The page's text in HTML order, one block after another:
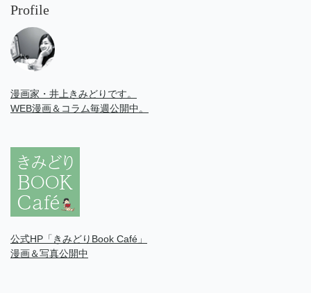
Profile
漫画家・井上きみどりです。
WEB漫画＆コラム毎週公開中。
公式HP「きみどりBook Café」
漫画＆写真公開中